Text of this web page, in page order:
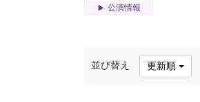
公演情報
並び替え 更新順